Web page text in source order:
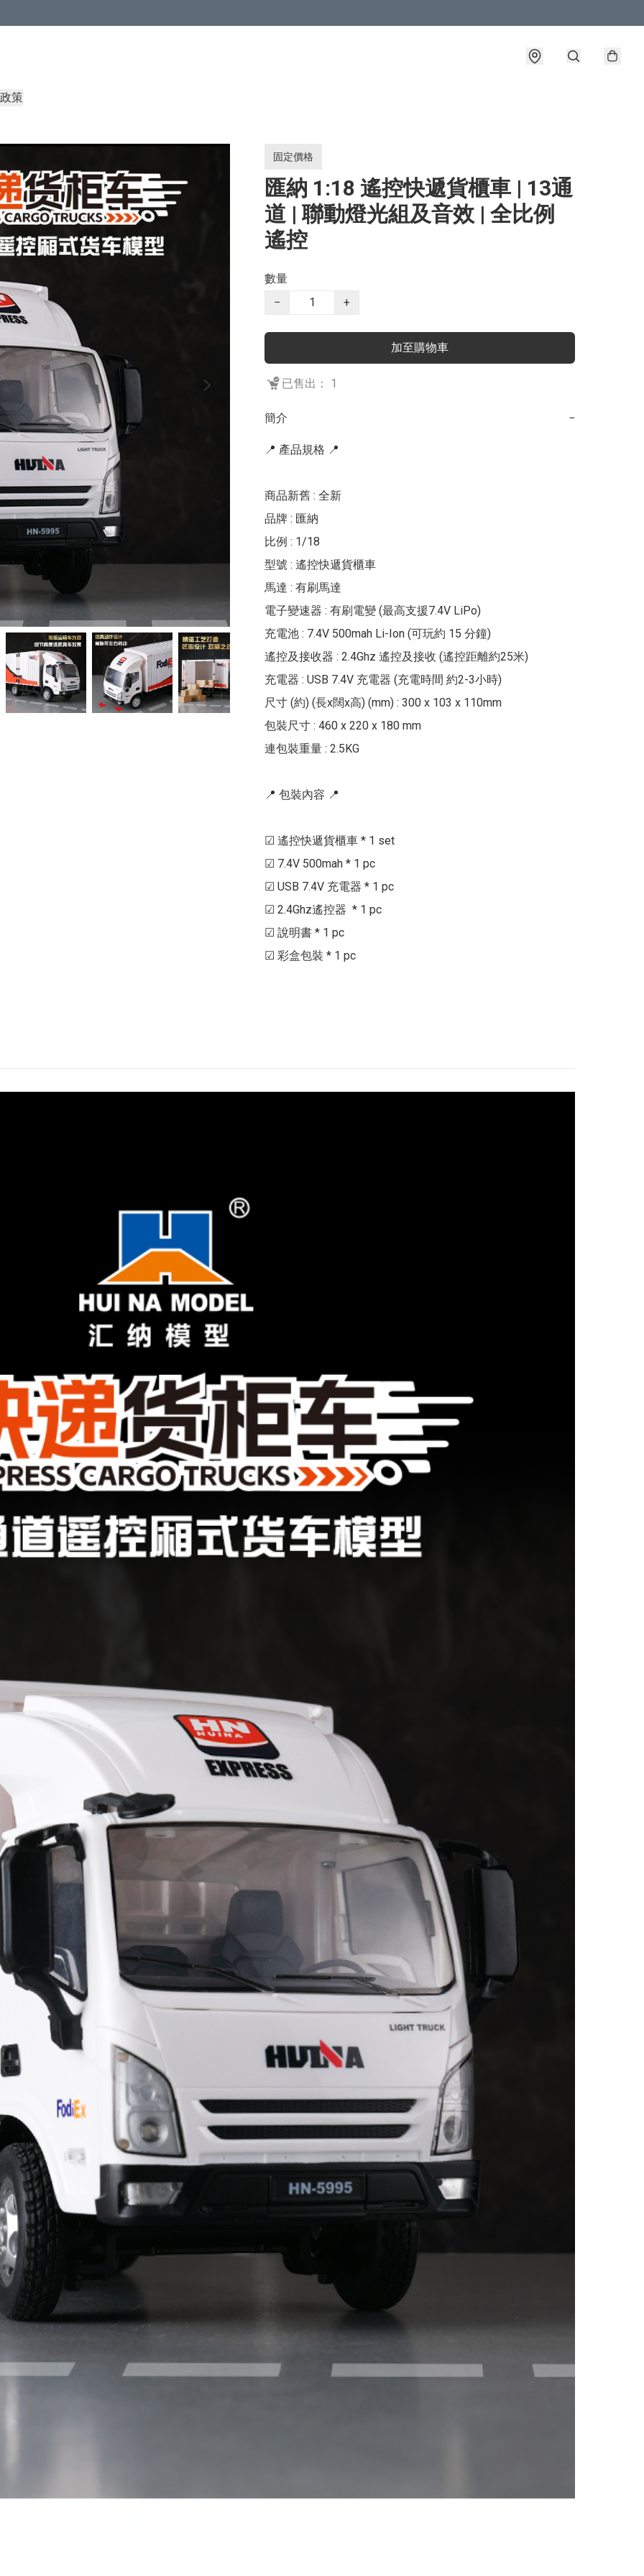
策
固定價格
匯納 1:18 遙控快遞貨櫃車 | 13通
道 | 聯動燈光組及音效 | 全比例
遙控
數量
−
+
加至購物車
已售出： 1
簡介 −
📍 產品規格 📍
商品新舊 : 全新
品牌 : 匯納
比例 : 1/18
型號 : 遙控快遞貨櫃車
馬達 : 有刷馬達
電子變速器 : 有刷電變 (最高支援7.4V LiPo)
充電池 : 7.4V 500mah Li-Ion (可玩約 15 分鐘)
遙控及接收器 : 2.4Ghz 遙控及接收 (遙控距離約25米)
充電器 : USB 7.4V 充電器 (充電時間 約2-3小時)
尺寸 (約) (長x闊x高) (mm) : 300 x 103 x 110mm
包裝尺寸 : 460 x 220 x 180 mm
連包裝重量 : 2.5KG
📍 包裝內容 📍
☑ 遙控快遞貨櫃車 * 1 set
☑ 7.4V 500mah * 1 pc
☑ USB 7.4V 充電器 * 1 pc
☑ 2.4Ghz遙控器  * 1 pc
☑ 說明書 * 1 pc
☑ 彩盒包裝 * 1 pc